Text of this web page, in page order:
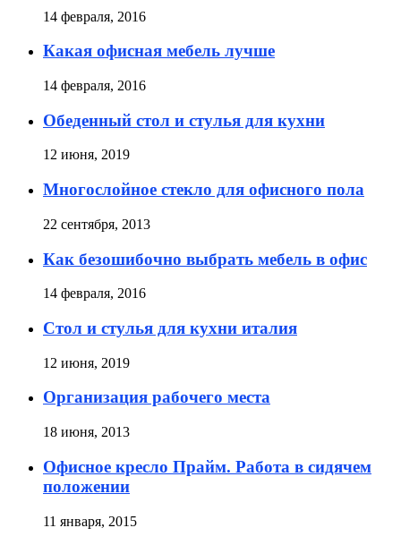
14 февраля, 2016
Какая офисная мебель лучше
14 февраля, 2016
Обеденный стол и стулья для кухни
12 июня, 2019
Многослойное стекло для офисного пола
22 сентября, 2013
Как безошибочно выбрать мебель в офис
14 февраля, 2016
Стол и стулья для кухни италия
12 июня, 2019
Организация рабочего места
18 июня, 2013
Офисное кресло Прайм. Работа в сидячем
положении
11 января, 2015